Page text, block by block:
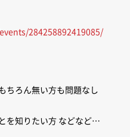
284258892419085/
ちろん無い方も問題なし
を知りたい方 などなど…